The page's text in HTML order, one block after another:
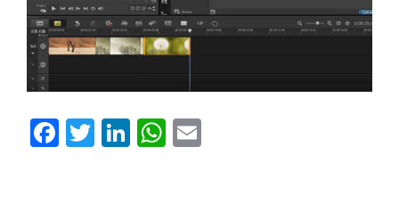
Facebook
Twitter
LinkedIn
WhatsApp